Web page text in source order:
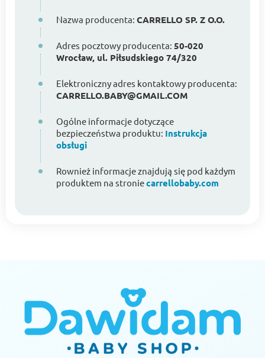
Nazwa producenta: CARRELLO SP. Z O.O.
Adres pocztowy producenta: 50-020
Wrocław, ul. Piłsudskiego 74/320
Elektroniczny adres kontaktowy producenta:
CARRELLO.BABY@GMAIL.COM
Ogólne informacje dotyczące
bezpieczeństwa produktu: Instrukcja
obsługi
Rownież informacje znajdują się pod każdym
produktem na stroniecarrellobaby.com